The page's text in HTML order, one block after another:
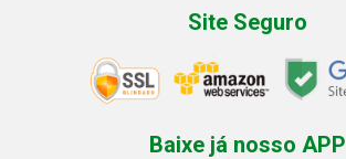
Site Seguro
Baixe já nosso APP